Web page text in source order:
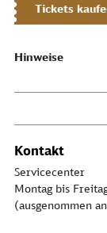
Tickets
Hinweise
Kontakt
Servicecenter
Montag bis
(ausgenommen